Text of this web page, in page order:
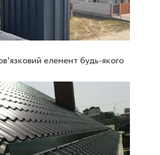
елемент будь-якого